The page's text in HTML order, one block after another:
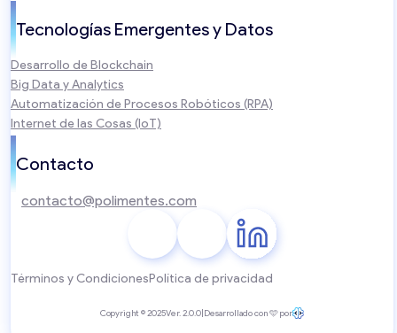
Tecnologías Emergentes y Datos
Desarrollo de Blockchain
Big Data y Analytics
Automatización de Procesos Robóticos (RPA)
Internet de las Cosas (IoT)
Contacto
contacto@polimentes.com
Términos y CondicionesPolítica de privacidad
Copyright © 2025Ver. 2.0.0|Desarrollado con 🩵 por